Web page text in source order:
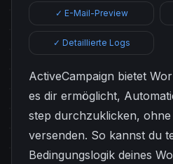
✓ E-Mail-Preview
✓ Detaillierte Logs
ActiveCampaign bietet
es dir ermöglicht,
step durchzuklicken,
versenden. So kannst du
Bedingungslogik deines